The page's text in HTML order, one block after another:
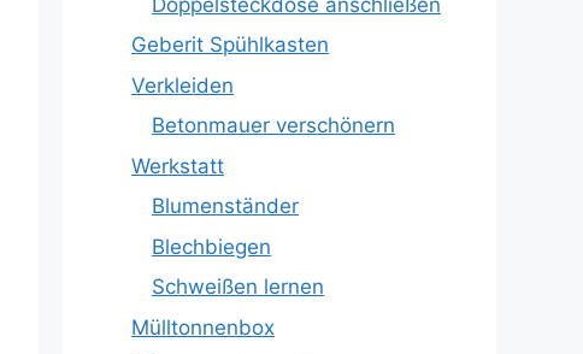
Geberit Spühlkasten
Verkleiden
Betonmauer verschönern
Werkstatt
Blumenständer
Blechbiegen
Schweißen lernen
Mülltonnenbox